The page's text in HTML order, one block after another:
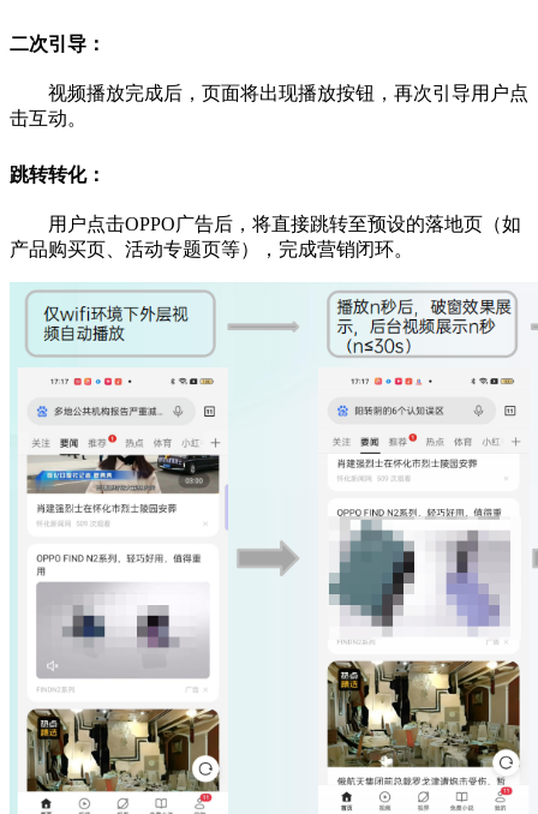
二次引导：
视频播放完成后，页面将出现播放按钮，再次引导用户点
击互动。
跳转转化：
用户点击OPPO广告后，将直接跳转至预设的落地页（如
产品购买页、活动专题页等），完成营销闭环。